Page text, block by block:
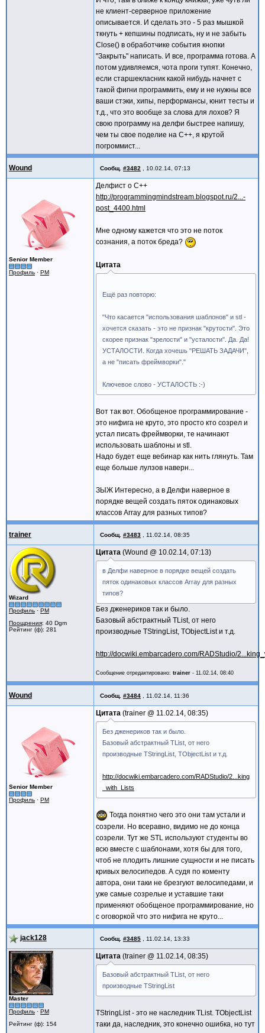
не клиент-серверное приложение
описывается. И сделать это - 5 раз мышкой
ткнуть + кепшины подписать, ну и не забыть
Close() в обработчике события кнопки
"Закрыть" написать. И все, программа готова. А
потом удивляемся, чота проги тупят. Конечно,
если старшекласник какой нибудь начнет с
такой фигни программить, ему и не нужны все
ваши стэки, хипы, перформансы, юнит тесты и
т.д., что это вообще за слова для лохов? Я
свою программу на делфи быстрее напишу,
чем ты свое поделие на С++, я крутой
погроммист...
Wound Сообщ. #3482 10.02.14, 07:13
Senior Member
Профиль · PM
Делфист о С++
http://programmingmindstream.blogspot.ru/2...-
post_4400.html
Мне одному кажется что это не поток
сознания, а поток бреда?
Цитата
Ещё раз повторю:
"Что касается "использования шаблонов" и stl -
хочется сказать - это не признак "крутости". Это
скорее признак "зрелости" и "усталости". Да. Да!
УСТАЛОСТИ. Когда хочешь "РЕШАТЬ ЗАДАЧИ",
а не "писать фреймворки"."
Ключевое слово - УСТАЛОСТЬ :-)
Вот так вот. Обобщеное программирование -
это нифига не круто, это просто кто созрел и
устал писать фреймворки, те начинают
использовать шаблоны и stl.
Надо будет еще вебинар как нить глянуть. Там
еще больше лулзов наверн...
ЗЫЖ Интересно, а в Делфи наверное в
порядке вещей создать пяток одинаковых
классов Array для разных типов?
trainer Сообщ. #3483 11.02.14, 08:35
Wizard
Профиль · PM
Поощрения: 40 Dgm
Рейтинг (ф): 281
Цитата Wound @ 10.02.14, 07:13
в Делфи наверное в порядке вещей создать
пяток одинаковых классов Array для разных
типов?
Без дженериков так и было.
Базовый абстрактный TList, от него
производные TStringList, TObjectList и т.д.
http://docwiki.embarcadero.com/RADStudio/
Сообщение отредактировано: trainer - 11.02.14, 08:40
Wound Сообщ. #3484 11.02.14, 11:36
Senior Member
Профиль · PM
Цитата trainer @ 11.02.14, 08:35
Без дженериков так и было.
Базовый абстрактный TList, от него
производные TStringList, TObjectList и т.д.
http://docwiki.embarcadero.com/RADStudio/2...king
_with_Lists
Тогда понятно чего это они там устали и
созрели. Но всеравно, видимо не до конца
созрели. Тут же STL используют студенты во
всю вместе с шаблонами, хотя бы для того,
чтоб не плодить лишние сущности и не писать
кривых велосипедов. А судя по коменту
автора, они таки не брезгуют велосипедами, и
уже самые созрелые и уставшие таки
применяют обобщеное программирование, но
с оговоркой что это нифига не круто...
jack128 Сообщ. #3485 11.02.14, 13:33
Master
Профиль · PM
Рейтинг (ф): 154
Цитата trainer @ 11.02.14, 08:35
Базовый абстрактный TList, от него
производные TStringList
TStringList - это не наследник TList. TObjectList
таки да, наследник, это конечно ошибка, но тут